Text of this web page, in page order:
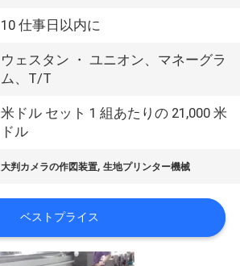
10 仕事日以内に
ウェスタン ・ ユニオン、マネーグラ
ム、T/T
米ドル セット 1 組あたりの 21,000 米
ドル
大判カメラの作図装置,生地プリンター機械
ベストプライス